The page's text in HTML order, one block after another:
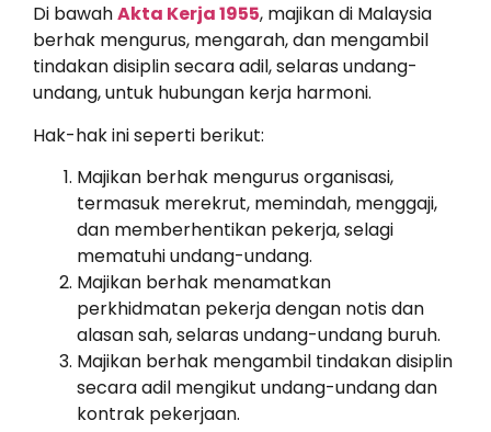
Di bawahAkta Kerja 1955, majikan di Malaysia
berhak mengurus, mengarah, dan mengambil
tindakan disiplin secara adil, selaras undang-
undang, untuk hubungan kerja harmoni.
Hak-hak ini seperti berikut:
Majikan berhak mengurus organisasi,
termasuk merekrut, memindah, menggaji,
dan memberhentikan pekerja, selagi
mematuhi undang-undang.
Majikan berhak menamatkan
perkhidmatan pekerja dengan notis dan
alasan sah, selaras undang-undang buruh.
Majikan berhak mengambil tindakan disiplin
secara adil mengikut undang-undang dan
kontrak pekerjaan.